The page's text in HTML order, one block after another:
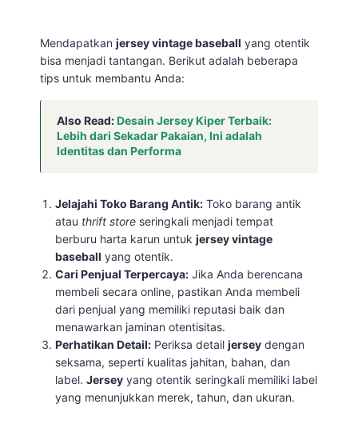
Mendapatkan jersey vintage baseball yang otentik
bisa menjadi tantangan. Berikut adalah beberapa
tips untuk membantu Anda:
Also Read:Desain Jersey Kiper Terbaik:
Lebih dari Sekadar Pakaian, Ini adalah
Identitas dan Performa
Jelajahi Toko Barang Antik: Toko barang antik
atau thrift store seringkali menjadi tempat
berburu harta karun untukjersey vintage
baseball yang otentik.
Cari Penjual Terpercaya: Jika Anda berencana
membeli secara online, pastikan Anda membeli
dari penjual yang memiliki reputasi baik dan
menawarkan jaminan otentisitas.
Perhatikan Detail: Periksa detailjersey dengan
seksama, seperti kualitas jahitan, bahan, dan
label.Jersey yang otentik seringkali memiliki label
yang menunjukkan merek, tahun, dan ukuran.